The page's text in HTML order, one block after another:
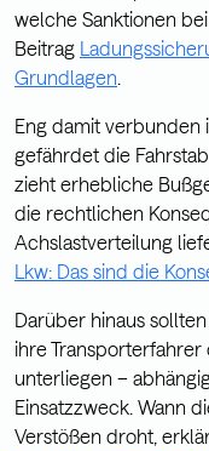
welche Sanktionen
Beitrag
Grundlagen
Eng damit verbunden
gefährdet die
zieht erhebliche
die rechtlichen
Achslastverteilung
Lkw: Das sind die
Darüber hinaus
ihre
unterliegen –
Einsatzzweck. Wann
Verstößen droht,